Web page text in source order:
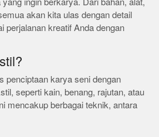
akan kita ulas dengan detail
perjalanan kreatif Anda dengan
penciptaan karya seni dengan
seperti kain, benang, rajutan, atau
mencakup berbagai teknik, antara